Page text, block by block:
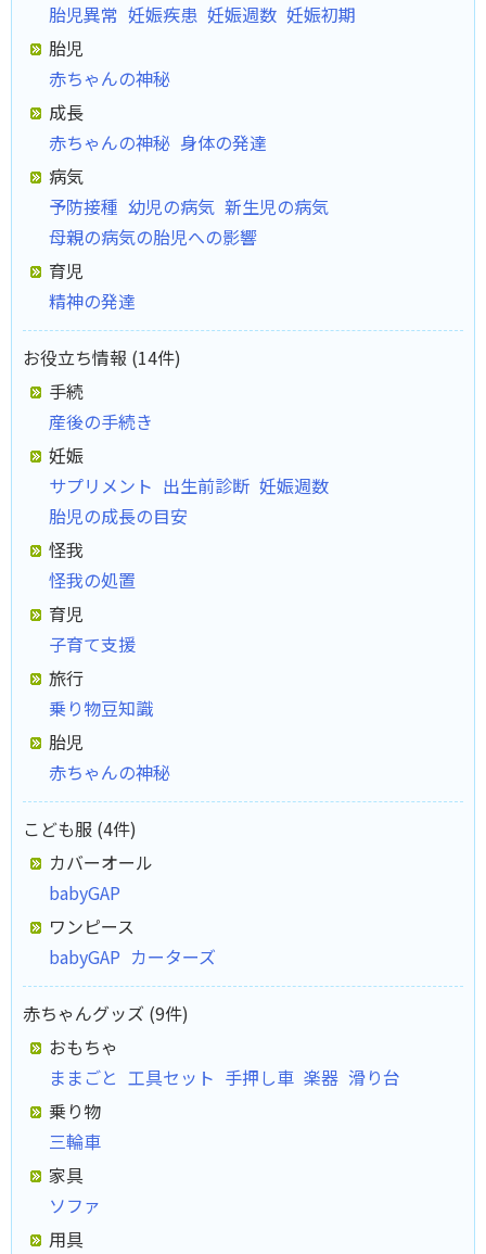
胎児異常 妊娠疾患 妊娠週数 妊娠初期
胎児
赤ちゃんの神秘
成長
赤ちゃんの神秘 身体の発達
病気
予防接種 幼児の病気 新生児の病気
母親の病気の胎児への影響
育児
精神の発達
お役立ち情報 (14件)
手続
産後の手続き
妊娠
サプリメント 出生前診断 妊娠週数
胎児の成長の目安
怪我
怪我の処置
育児
子育て支援
旅行
乗り物豆知識
胎児
赤ちゃんの神秘
こども服 (4件)
カバーオール
babyGAP
ワンピース
babyGAP カーターズ
赤ちゃんグッズ (9件)
おもちゃ
ままごと 工具セット 手押し車 楽器 滑り台
乗り物
三輪車
家具
ソファ
用具